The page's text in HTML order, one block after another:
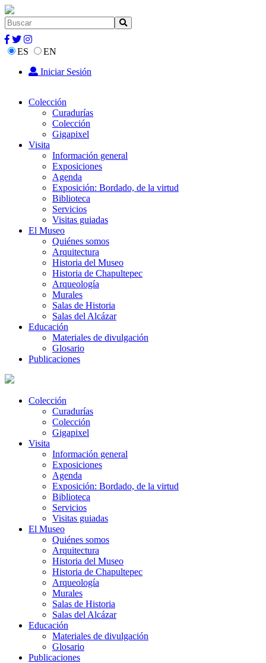
ES
EN
Iniciar Sesión
Colección
Curadurías
Colección
Gigapixel
Visita
Información general
Exposiciones
Agenda
Exposición: Bordado, de la virtud
Biblioteca
Servicios
Visitas guiadas
El Museo
Quiénes somos
Arquitectura
Historia del Museo
Historia de Chapultepec
Arqueología
Murales
Salas de Historia
Salas del Alcázar
Educación
Materiales de divulgación
Glosario
Publicaciones
Colección
Curadurías
Colección
Gigapixel
Visita
Información general
Exposiciones
Agenda
Exposición: Bordado, de la virtud
Biblioteca
Servicios
Visitas guiadas
El Museo
Quiénes somos
Arquitectura
Historia del Museo
Historia de Chapultepec
Arqueología
Murales
Salas de Historia
Salas del Alcázar
Educación
Materiales de divulgación
Glosario
Publicaciones